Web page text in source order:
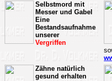
Selbstmord mit
Messer und Gabel
Eine
Bestandsaufnahme
unserer
Vergriffen
Zähne natürlich
gesund erhalten